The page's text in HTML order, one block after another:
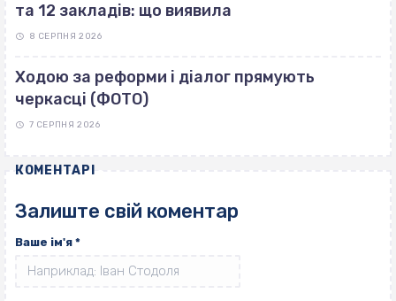
та 12 закладів: що виявила
8 СЕРПНЯ 2026
Ходою за реформи і діалог прямують
черкасці (ФОТО)
7 СЕРПНЯ 2026
КОМЕНТАРІ
Залиште свій коментар
Ваше ім'я *